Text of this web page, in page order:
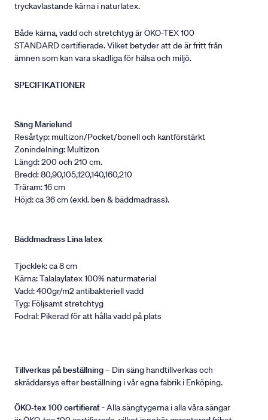
tryckavlastande kärna i naturlatex.
Både kärna, vadd och stretchtyg är ÖKO-TEX 100
STANDARD certifierade. Vilket betyder att de är fritt från
ämnen som kan vara skadliga för hälsa och miljö.
SPECIFIKATIONER
Säng Marielund
Resårtyp: multizon/Pocket/bonell och kantförstärkt
Zonindelning: Multizon
Längd: 200 och 210 cm.
Bredd: 80,90,105,120,140,160,210
Träram: 16 cm
Höjd: ca 36 cm (exkl. ben & bäddmadrass).
Bäddmadrass Lina latex
Tjocklek: ca 8 cm
Kärna: Talalaylatex 100% naturmaterial
Vadd: 400gr/m2 antibakteriell vadd
Tyg: Följsamt stretchtyg
Fodral: Pikerad för att hålla vadd på plats
Tillverkas på beställning– Din säng handtillverkas och
skräddarsys efter beställning i vår egna fabrik i Enköping.
ÖKO-tex 100 certifierat- Alla sängtygerna i alla våra sängar